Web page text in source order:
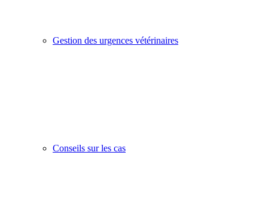
Gestion des urgences vétérinaires
Conseils sur les cas